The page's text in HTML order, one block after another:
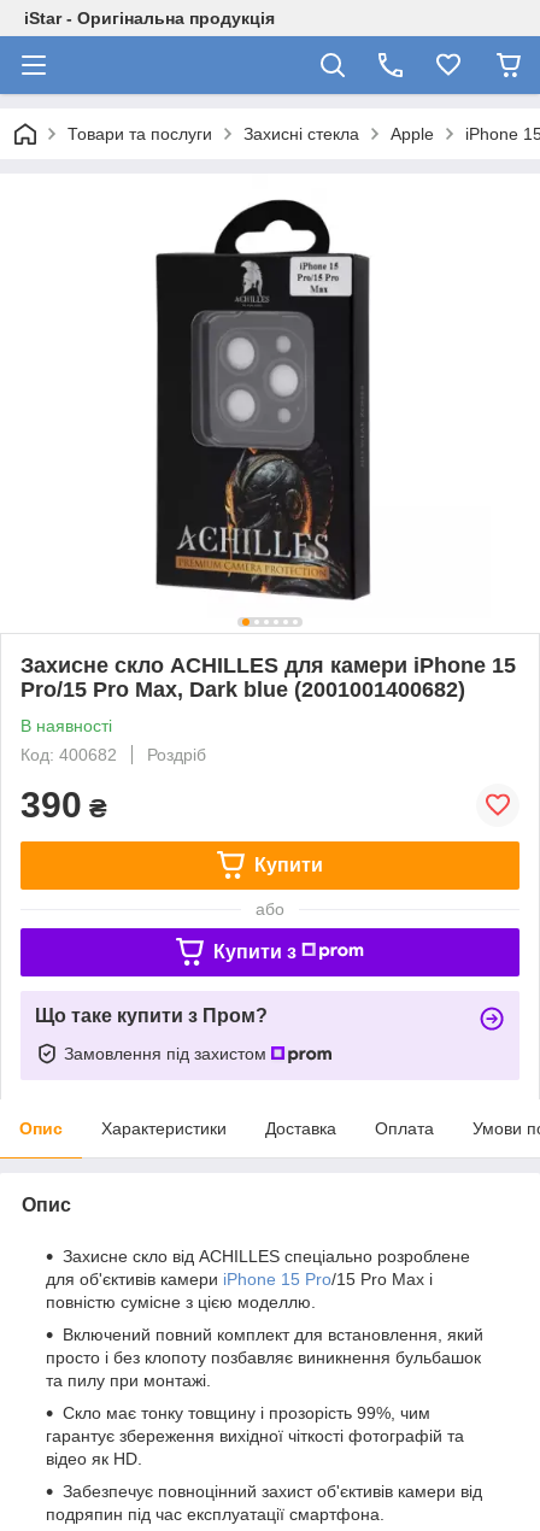
iStar - Оригінальна продукція
Товари та послуги Захисні стекла Apple iPhone
Захисне скло ACHILLES для камери iPhone 15
Pro/15 Pro Max, Dark blue (2001001400682)
В наявності
Код: 400682
Роздріб
390 ₴
Купити
або
Купити з
Що таке купити з Пром?
Замовлення під захистом
Опис Характеристики Доставка Оплата Умови
Опис
Захисне скло від ACHILLES спеціально розроблене
для об'єктивів камери iPhone 15 Pro/15 Pro Max і
повністю сумісне з цією моделлю.
Включений повний комплект для встановлення, який
просто і без клопоту позбавляє виникнення бульбашок
та пилу при монтажі.
Скло має тонку товщину і прозорість 99%, чим
гарантує збереження вихідної чіткості фотографій та
відео як HD.
Забезпечує повноцінний захист об'єктивів камери від
подряпин під час експлуатації смартфона.